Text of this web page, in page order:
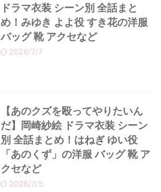
・ 腕時計
ドラマ衣装 シーン別 全話まと
め！みゆき よよ役 すき花の洋服
バッグ 靴 アクセなど
2026/7/7
【あのクズを殴ってやりたいん
だ】岡崎紗絵 ドラマ衣装 シーン
別 全話まとめ！はねぎ ゆい役
「あのくず」の洋服 バッグ 靴 ア
クセなど
2026/7/5